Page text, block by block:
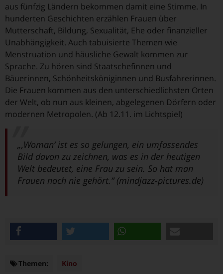
aus fünfzig Ländern bekommen damit eine Stimme. In
hunderten Geschichten erzählen Frauen über
Mutterschaft, Bildung, Sexualität, Ehe oder finanzieller
Unabhängigkeit. Auch tabuisierte Themen wie
Menstruation und häusliche Gewalt kommen zur
Sprache. Zu hören sind Staatschefinnen und
Bäuerinnen, Schönheitsköniginnen und Busfahrerinnen.
Die Frauen kommen aus den unterschiedlichsten Orten
der Welt, ob nun aus kleinen, abgelegenen Dörfern oder
modernen Metropolen. (Ab 12.11. im Lichtspiel)
„‚Woman‘ ist es so gelungen, ein umfassendes
Bild davon zu zeichnen, was es in der heutigen
Welt bedeutet, eine Frau zu sein. So hat man
Frauen noch nie gehört.“ (mindjazz-pictures.de)
Themen: Themen
Kino